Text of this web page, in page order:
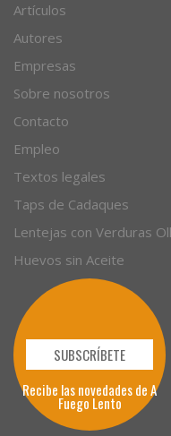
Artículos
Autores
Empresas
Sobre nosotros
Contacto
Empleo
Textos legales
Taps de Cadaques
Lentejas con Verduras
Huevos sin Aceite
SUBSCRÍBETE
Recibe las novedades de A
Fuego Lento